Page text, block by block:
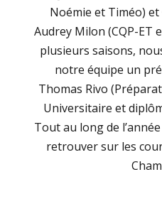
Noémie et Timéo)
Audrey Milon (CQP-ET
plusieurs saisons,
notre équipe un
Thomas Rivo
Universitaire et
Tout au long de
retrouver sur les